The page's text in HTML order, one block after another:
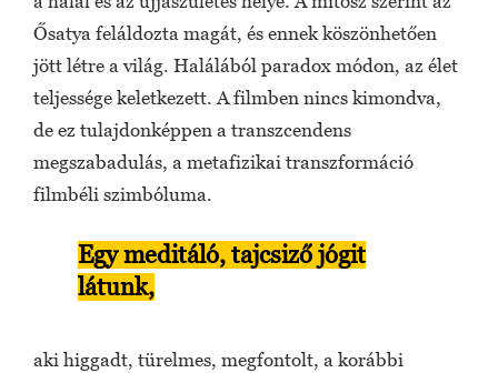
Ősatya feláldozta magát, és ennek köszönhetően
jött létre a világ. Halálából paradox módon, az élet
teljessége keletkezett. A filmben nincs kimondva,
de ez tulajdonképpen a transzcendens
megszabadulás, a metafizikai transzformáció
filmbéli szimbóluma.
Egy meditáló, tajcsiző jógit
látunk,
aki higgadt, türelmes, megfontolt, a korábbi